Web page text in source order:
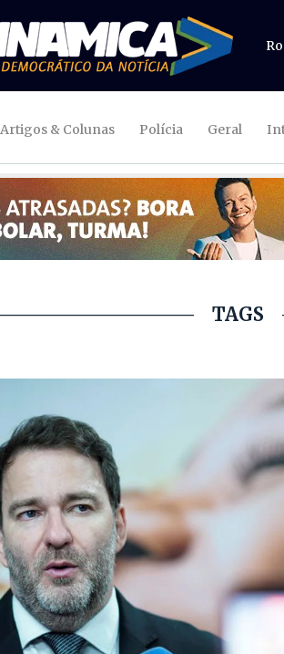
Artigos & Colunas Polícia Geral
TAGS